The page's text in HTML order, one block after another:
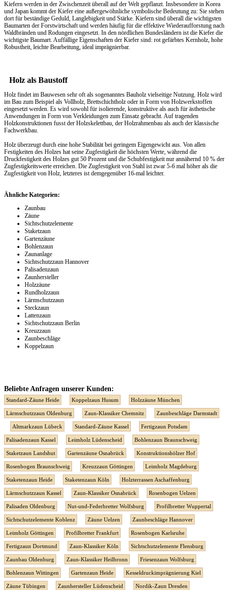
Kiefern werden in der Zwischenzeit überall auf der Welt gepflanzt. Insbesondere in Korea
und Japan kommt der Kiefer eine außergewöhnliche symbolische Bedeutung zu: Sie stehen
dort für beständige Geduld, Langlebigkeit und Stärke. Kiefern sind überall die wichtigsten
Baumarten der Forstwirtschaft und werden häufig für die effektive Wiederaufforstung nach
Waldbränden und Rodungen eingesetzt. In den nördlichen Bundesländern ist die Kiefer die
wichtigste Baumart. Auffällige Eigenschaften der Kiefer sind: rot gefärbtes Kernholz, hohe
Robustheit, leichte Bearbeitung, ideal imprägnierbar.
Holz als Baustoff
Holz findet im Bauwesen sehr oft als sogenanntes Bauholz vielseitige Nutzung. Holz wird
im Bau zum Beispiel als Vollholz, Brettschichtholz oder in Form von Holzwerkstoffen
eingesetzt werden. Es wird sowohl für isolierende, konstruktive als auch für ästhetische
Anwendungen in Form von Verkleidungen zum Einsatz gebracht. Auf tragenden
Holzkonstruktionen fusst der Holzskelettbau, der Holzrahmenbau als auch der klassische
Fachwerkbau.
Holz überzeugt durch eine hohe Stabilität bei geringem Eigengewicht aus. Von allen
Festigkeiten des Holzes hat seine Zugfestigkeit die höchsten Werte, während die
Druckfestigkeit des Holzes gut 50 Prozent und die Schubfestigkeit nur annähernd 10 % der
Zugfestigkeitswerte erreichen. Die Zugfestigkeit von Stahl ist zwar 5-6 mal höher als die
Zugfestigkeit von Holz, letzteres ist demgegenüber 16-mal leichter.
Ähnliche Kategorien:
Zaunbau
Zäune
Sichtschutzelemente
Staketzaun
Gartenzäune
Bohlenzaun
Zaunanlage
Sichtschutzzaun Hannover
Palisadenzaun
Zaunhersteller
Holzzäune
Rundholzzaun
Lärmschutzzaun
Steckzaun
Lattenzaun
Sichtschutzzaun Berlin
Kreuzzaun
Zaunbeschläge
Koppelzaun
Beliebte Anfragen unserer Kunden:
Standard-Zäune Heide Koppelzaun Husum Holzzäune München
Lärmschutzzaun Oldenburg Zaun-Klassiker Chemnitz Zaunbeschläge Darmstadt
Altmarkzaun Lübeck Standard-Zäune Kassel Fertigzaun Potsdam
Palisadenzaun Kassel Leimholz Lüdenscheid Bohlenzaun Braunschweig
Staketzaun Landshut Gartenzäune Osnabrück Konstruktionshölzer Hof
Rosenbogen Braunschweig Kreuzzaun Göttingen Leimholz Magdeburg
Staketenzaun Heide Staketenzaun Köln Holzterrassen Aschaffenburg
Lärmschutzzaun Kassel Zaun-Klassiker Osnabrück Rosenbogen Uelzen
Palisaden Oldenburg Nut-und-Federbretter Wolfsburg Profilbretter Wuppertal
Sichtschutzelemente Koblenz Zäune Uelzen Zaunbeschläge Hannover
Leimholz Göttingen Profilbretter Frankfurt Rosenbogen Karlsruhe
Fertigzaun Dortmund Zaun-Klassiker Köln Sichtschutzelemente Flensburg
Zaunbau Oldenburg Zaun-Klassiker Heilbronn Friesenzaun Wolfsburg
Bohlenzaun Wittingen Gartenzaun Heide Kesseldruckimprägnierung Kiel
Zäune Tübingen Zaunhersteller Lüdenscheid Nordik-Zaun Dresden